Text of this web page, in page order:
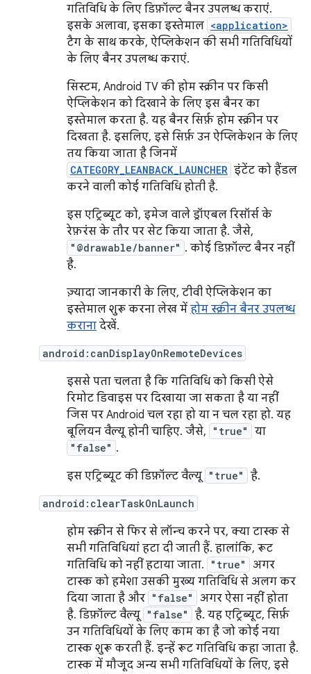
गतिविधि के लिए डिफ़ॉल्ट बैनर उपलब्ध कराएं.
इसके अलावा, इसका इस्तेमाल <application>
टैग के साथ करके, ऐप्लिकेशन की सभी गतिविधियों
के लिए बैनर उपलब्ध कराएं.
सिस्टम, Android TV की होम स्क्रीन पर किसी
ऐप्लिकेशन को दिखाने के लिए इस बैनर का
इस्तेमाल करता है. यह बैनर सिर्फ़ होम स्क्रीन पर
दिखता है. इसलिए, इसे सिर्फ़ उन ऐप्लिकेशन के लिए
तय किया जाता है जिनमें
CATEGORY_LEANBACK_LAUNCHER इंटेंट को हैंडल
करने वाली कोई गतिविधि होती है.
इस एट्रिब्यूट को, इमेज वाले ड्रॉएबल रिसॉर्स के
रेफ़रंस के तौर पर सेट किया जाता है. जैसे,
"@drawable/banner" . कोई डिफ़ॉल्ट बैनर नहीं
है.
ज़्यादा जानकारी के लिए, टीवी ऐप्लिकेशन का
इस्तेमाल शुरू करना लेख में होम स्क्रीन बैनर उपलब्ध
कराना देखें.
android:canDisplayOnRemoteDevices
इससे पता चलता है कि गतिविधि को किसी ऐसे
रिमोट डिवाइस पर दिखाया जा सकता है या नहीं
जिस पर Android चल रहा हो या न चल रहा हो. यह
बूलियन वैल्यू होनी चाहिए. जैसे,
"true" या
"false" .
इस एट्रिब्यूट की डिफ़ॉल्ट वैल्यू "true" है.
android:clearTaskOnLaunch
होम स्क्रीन से फिर से लॉन्च करने पर, क्या टास्क से
सभी गतिविधियां हटा दी जाती हैं. हालांकि, रूट
गतिविधि को नहीं हटाया जाता.
"true"
अगर
टास्क को हमेशा उसकी मुख्य गतिविधि से अलग कर
दिया जाता है और "false"
अगर ऐसा नहीं होता
है. डिफ़ॉल्ट वैल्यू "false"
है. यह एट्रिब्यूट, सिर्फ़
उन गतिविधियों के लिए काम का है जो कोई नया
टास्क शुरू करती हैं. इन्हें रूट गतिविधि कहा जाता है.
टास्क में मौजूद अन्य सभी गतिविधियों के लिए, इसे